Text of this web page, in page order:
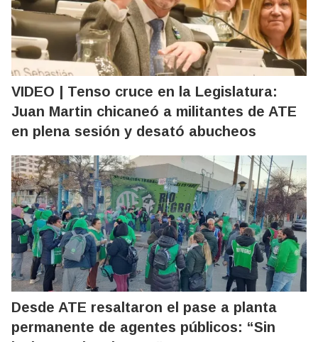
VIDEO | Tenso cruce en la Legislatura:
Juan Martin chicaneó a militantes de ATE
en plena sesión y desató abucheos
Desde ATE resaltaron el pase a planta
permanente de agentes públicos: “Sin